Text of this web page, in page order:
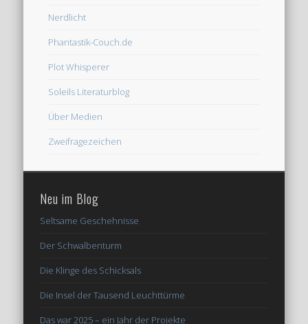
Nerdlicht
Phantastik-Couch.de
Plot Whisperer
Soleils Literaturblog
Über Medien
Zweifragezeichen
Neu im Blog
Seltsame Geschehnisse
Der Schwalbenturm
Die Klinge des Schicksals
Die Insel der Tausend Leuchttürme
Das war 2025 – ein Jahr der Projekte